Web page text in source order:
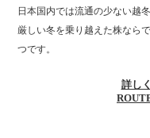
日本国内では流通の少ない越
厳しい冬を乗り越えた株なら
つです。
詳し